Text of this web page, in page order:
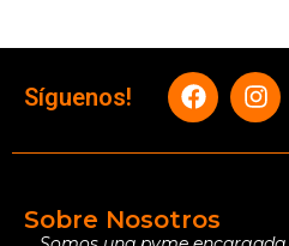
Síguenos!
Sobre Nosotros